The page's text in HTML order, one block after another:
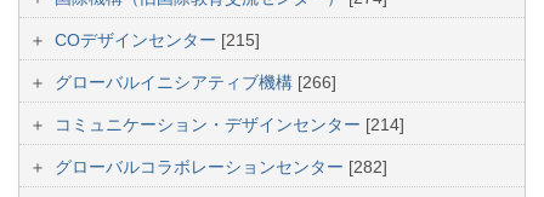
COデザインセンター [215]
グローバルイニシアティブ機構 [266]
コミュニケーション・デザインセンター [214]
グローバルコラボレーションセンター [282]